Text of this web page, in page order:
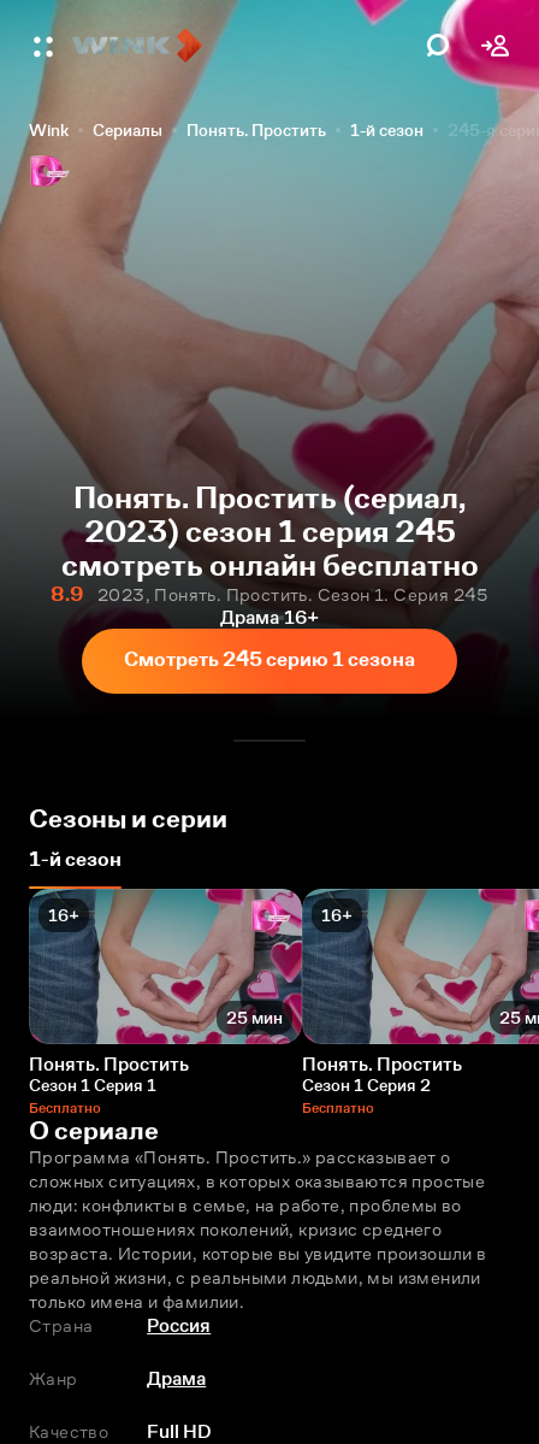
Wink Сериалы Понять. Простить 1-й сезон 245-я
Понять. Простить (сериал,
2023) сезон 1 серия 245
смотреть онлайн бесплатно
8.9
2023, Понять. Простить. Сезон 1. Серия 245
Драма 16+
Смотреть 245 серию 1 сезона
Сезоны и серии
1-й сезон
16+
25 мин
Понять. Простить
Сезон 1 Серия 1
Бесплатно
16+
25
Понять. Простить
Сезон 1 Серия 2
Бесплатно
О сериале
Программа «Понять. Простить.» рассказывает о
сложных ситуациях, в которых оказываются простые
люди: конфликты в семье, на работе, проблемы во
взаимоотношениях поколений, кризис среднего
возраста. Истории, которые вы увидите произошли в
реальной жизни, с реальными людьми, мы изменили
только имена и фамилии.
Страна
Россия
Жанр Драма
Качество Full HD